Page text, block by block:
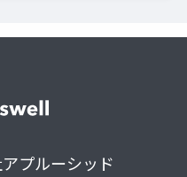
プルーシッド